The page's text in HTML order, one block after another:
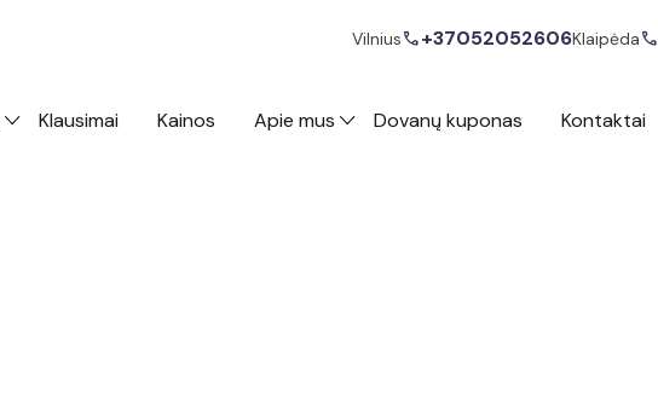
Vilniuscall+37052052606Klaipėdacall
Klausimai Kainos Apie mus Dovanų kuponas Kontaktai